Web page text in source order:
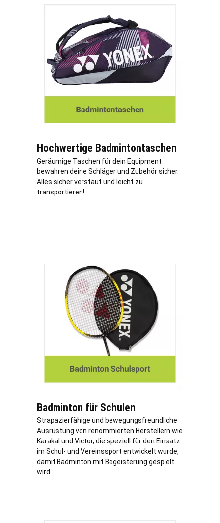
Hochwertige Badmintontaschen
Geräumige Taschen für dein Equipment
bewahren deine Schläger und Zubehör sicher.
Alles sicher verstaut und leicht zu
transportieren!
Badminton für Schulen
Strapazierfähige und bewegungsfreundliche
Ausrüstung von renommierten Herstellern wie
Karakal und Victor, die speziell für den Einsatz
im Schul- und Vereinssport entwickelt wurde,
damit Badminton mit Begeisterung gespielt
wird.